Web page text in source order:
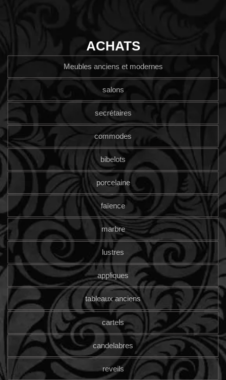
ACHATS
Meubles anciens et modernes
salons
secrétaires
commodes
bibelots
porcelaine
faïence
marbre
lustres
appliques
tableaux anciens
cartels
candelabres
reveils